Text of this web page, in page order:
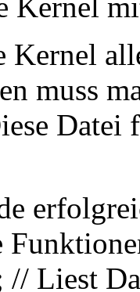
Kernel
muss
Datei
// Liest